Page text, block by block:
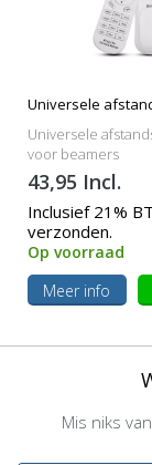
Universele
Universele
voor beamers
43,95 Incl.
Inclusief 21%
verzonden.
Op voorraad
Meer info
Mis niks